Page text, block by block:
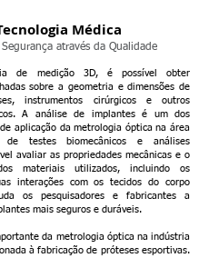
Médica
através da Qualidade
de medição 3D, é possível obter
sobre a geometria e dimensões de
instrumentos cirúrgicos e outros
A análise de implantes é um dos
aplicação da metrologia óptica na área
de testes biomecânicos e análises
avaliar as propriedades mecânicas e o
materiais utilizados, incluindo os
interações com os tecidos do corpo
os pesquisadores e fabricantes a
mais seguros e duráveis.
da metrologia óptica na indústria
à fabricação de próteses esportivas.